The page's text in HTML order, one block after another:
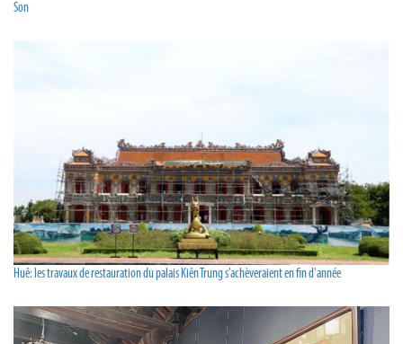
Son
Huê: les travaux de restauration du palais Kiên Trung s’achèveraient en fin d'année